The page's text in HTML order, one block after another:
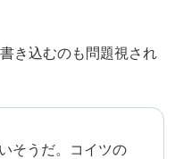
き込むのも問題視され
そうだ。コイツの